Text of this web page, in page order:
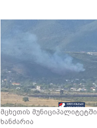
მცხეთის მუნიციპალიტეტში
ხანძარია